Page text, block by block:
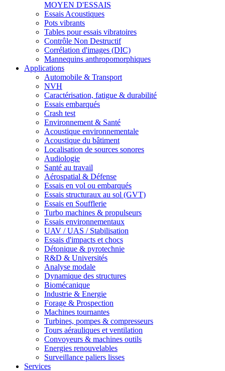
MOYEN D'ESSAIS
Essais Acoustiques
Pots vibrants
Tables pour essais vibratoires
Contrôle Non Destructif
Corrélation d'images (DIC)
Mannequins anthropomorphiques
Applications
Automobile & Transport
NVH
Caractérisation, fatigue & durabilité
Essais embarqués
Crash test
Environnement & Santé
Acoustique environnementale
Acoustique du bâtiment
Localisation de sources sonores
Audiologie
Santé au travail
Aérospatial & Défense
Essais en vol ou embarqués
Essais structuraux au sol (GVT)
Essais en Soufflerie
Turbo machines & propulseurs
Essais environnementaux
UAV / UAS / Stabilisation
Essais d'impacts et chocs
Détonique & pyrotechnie
R&D & Universités
Analyse modale
Dynamique des structures
Biomécanique
Industrie & Energie
Forage & Prospection
Machines tournantes
Turbines, pompes & compresseurs
Tours aérauliques et ventilation
Convoyeurs & machines outils
Energies renouvelables
Surveillance paliers lisses
Services